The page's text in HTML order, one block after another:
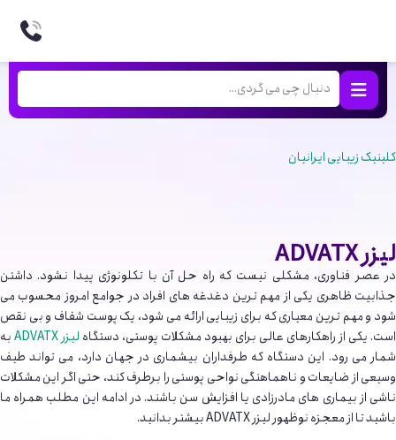
کلینیک زیبایی ایرانیان
لیزر ADVATX
در عصر فناوری، مشکلی نیست که راه حل آن با تکلونوژی پیدا نشود. داشتن
جذابیت ظاهری یکی از مهم ترین دغدغه های افراد در جوامع امروز محسوب می
شود و مهم ترین معیاری که برای زیبایی ارائه می شود، یک پوست شفاف و بی نقص
است. یکی از راهکارهای عالی برای بهبود مشکلات پوستی، دستگاه لیزر ADVATX
به
شمار می رود. این دستگاه که طرفداران بیشماری در جهان دارد، می تواند طیف
وسیعی از ضایعات و ناهماهنگی نواحی پوستی را برطرف کند، حتی اگر این مشکلات
ناشی از بیماری های مادرزادی یا افزایش سن باشند. در ادامه این مطلب همراه ما
باشید تا از معجزه نوظهور لیزر ADVATX بیشتر بدانید.